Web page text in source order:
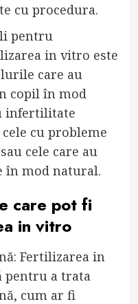
cu procedura.
pentru
in vitro este
care au
copil în mod
infertilitate
cu probleme
cele care au
în mod natural.
care pot fi
in vitro
Fertilizarea in
pentru a trata
cum ar fi